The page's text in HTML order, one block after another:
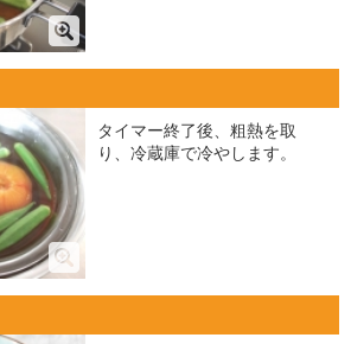
タイマー終了後、粗熱を取
り、冷蔵庫で冷やします。